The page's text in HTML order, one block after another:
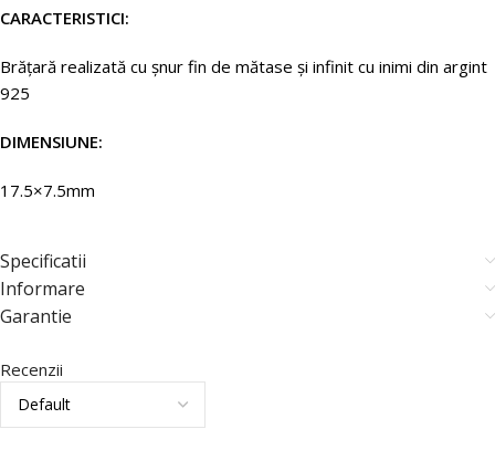
CARACTERISTICI:
Brățară realizată cu șnur fin de mătase și infinit cu inimi din argint
925
DIMENSIUNE:
17.5×7.5mm
Specificatii
Informare
Garantie
Recenzii